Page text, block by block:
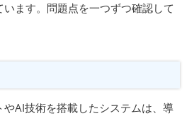
ます。問題点を一つずつ確認して
AI技術を搭載したシステムは、導